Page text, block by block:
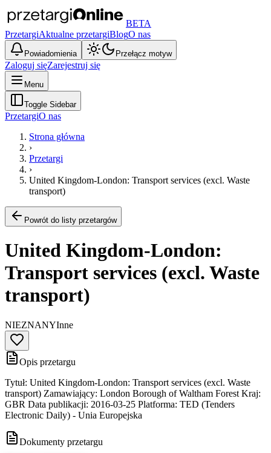
BETA
PrzetargiAktualne przetargiBlogO nas
Powiadomienia Przełącz motyw
Zaloguj sięZarejestruj się
Menu
Toggle Sidebar
PrzetargiO nas
Strona główna
›
Przetargi
›
United Kingdom-London: Transport services (excl. Waste
transport)
Powrót do listy przetargów
United Kingdom-London:
Transport services (excl. Waste
transport)
NIEZNANYInne
Opis przetargu
Tytuł: United Kingdom-London: Transport services (excl. Waste
transport) Zamawiający: London Borough of Waltham Forest Kraj:
GBR Data publikacji: 2016-03-25 Platforma: TED (Tenders
Electronic Daily) - Unia Europejska
Dokumenty przetargu